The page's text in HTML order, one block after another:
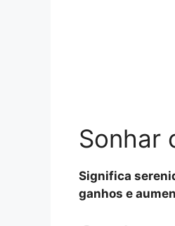
Sonhar
Significa
ganhos e